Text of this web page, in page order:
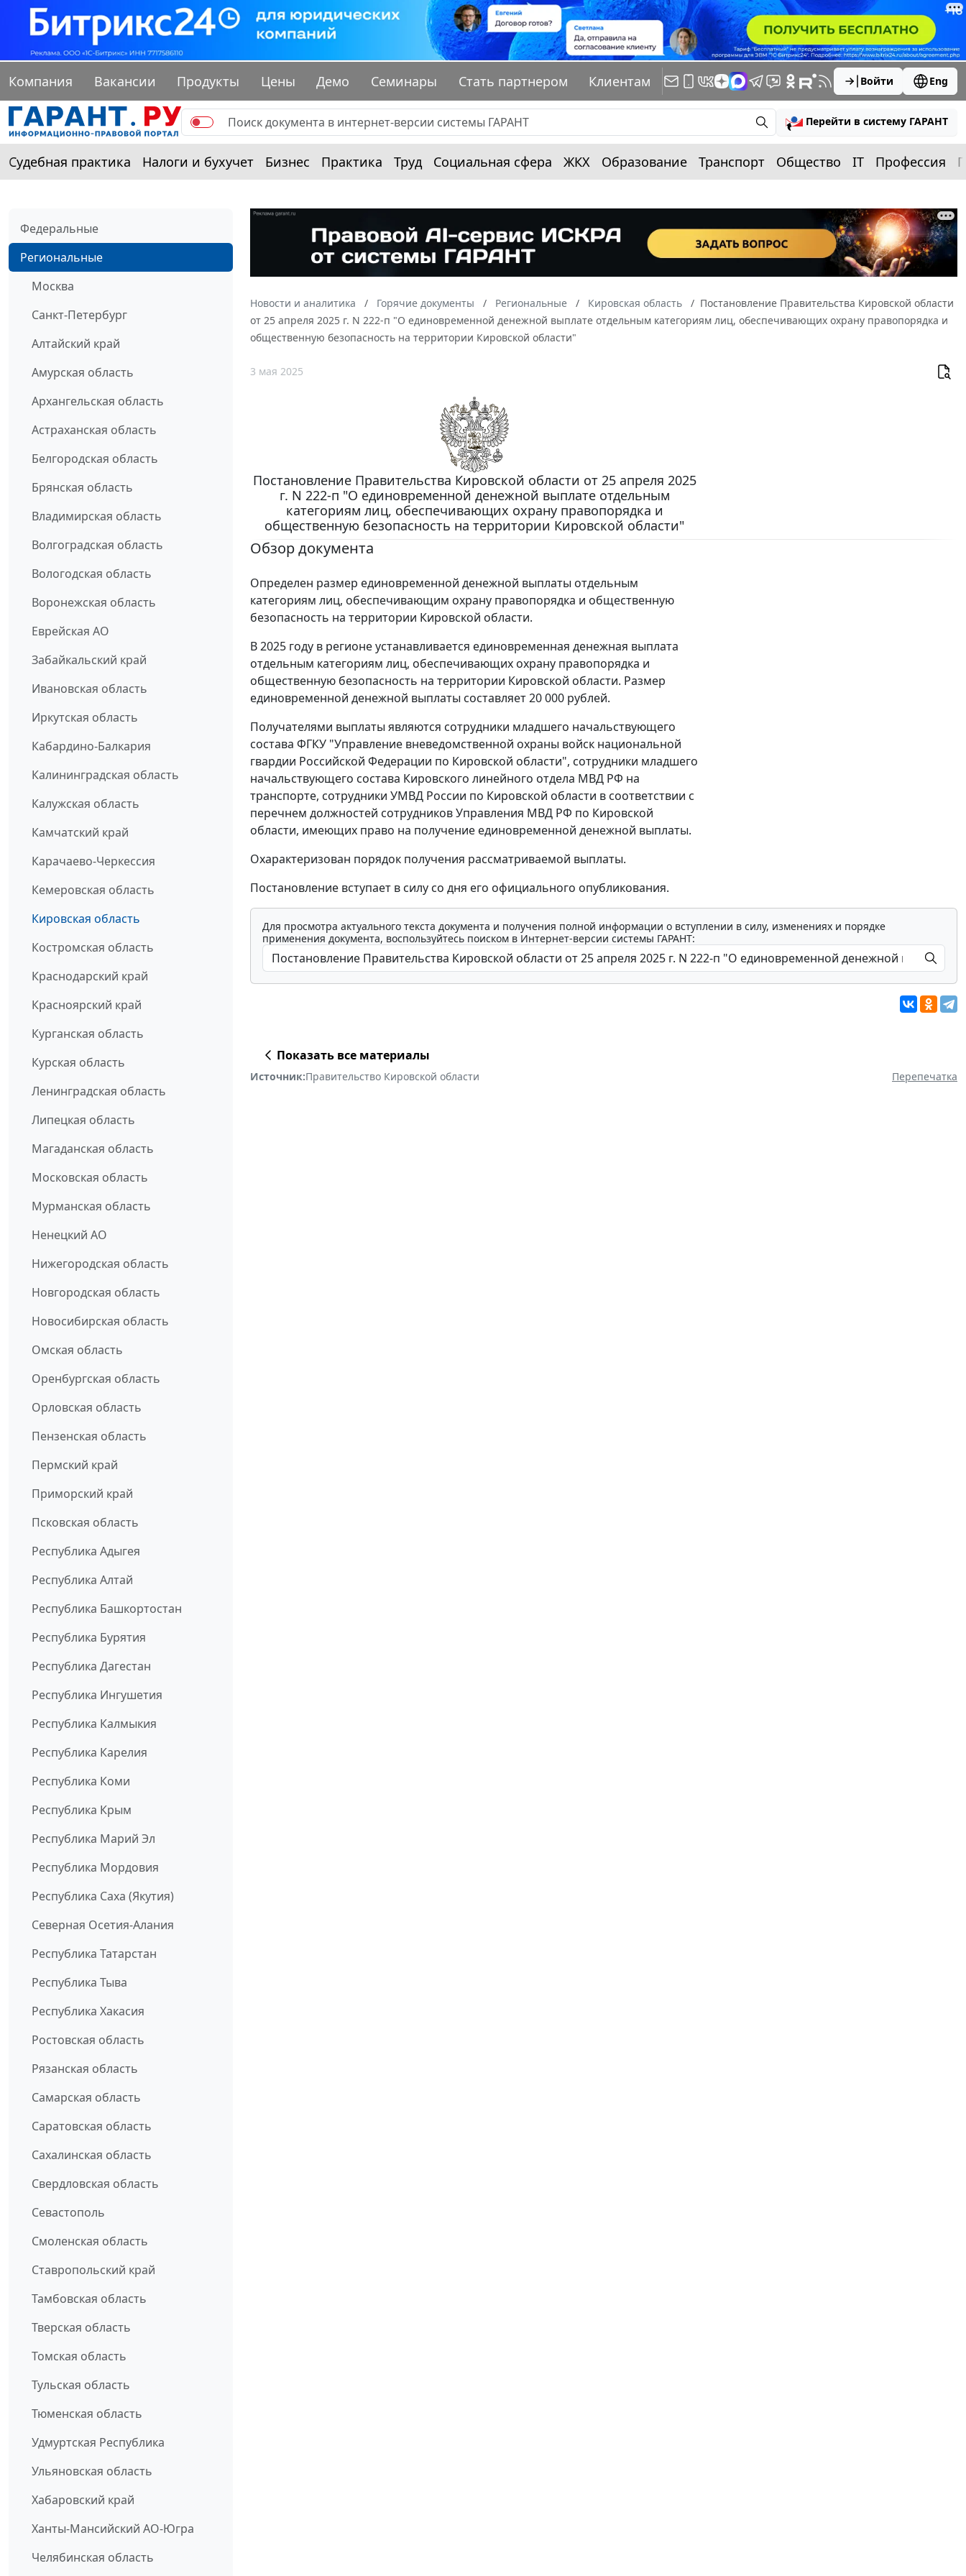
Компания Вакансии Продукты Цены Демо Семинары Стать партнером Клиентам Войти Eng
Перейти в систему ГАРАНТ
Судебная практика Налоги и бухучет Бизнес Практика Труд Социальная сфера ЖКХ Образование Транспорт Общество IT Профессия
Федеральные
Региональные
Москва
Санкт-Петербург
Алтайский край
Амурская область
Архангельская область
Астраханская область
Белгородская область
Брянская область
Владимирская область
Волгоградская область
Вологодская область
Воронежская область
Еврейская АО
Забайкальский край
Ивановская область
Иркутская область
Кабардино-Балкария
Калининградская область
Калужская область
Камчатский край
Карачаево-Черкессия
Кемеровская область
Кировская область
Костромская область
Краснодарский край
Красноярский край
Курганская область
Курская область
Ленинградская область
Липецкая область
Магаданская область
Московская область
Мурманская область
Ненецкий АО
Нижегородская область
Новгородская область
Новосибирская область
Омская область
Оренбургская область
Орловская область
Пензенская область
Пермский край
Приморский край
Псковская область
Республика Адыгея
Республика Алтай
Республика Башкортостан
Республика Бурятия
Республика Дагестан
Республика Ингушетия
Республика Калмыкия
Республика Карелия
Республика Коми
Республика Крым
Республика Марий Эл
Республика Мордовия
Республика Саха (Якутия)
Северная Осетия-Алания
Республика Татарстан
Республика Тыва
Республика Хакасия
Ростовская область
Рязанская область
Самарская область
Саратовская область
Сахалинская область
Свердловская область
Севастополь
Смоленская область
Ставропольский край
Тамбовская область
Тверская область
Томская область
Тульская область
Тюменская область
Удмуртская Республика
Ульяновская область
Хабаровский край
Ханты-Мансийский АО-Югра
Челябинская область
Новости и аналитика Горячие документы Региональные Кировская область
Постановление Правительства Кировской области
от 25 апреля 2025 г. N 222-п "О единовременной денежной выплате отдельным категориям лиц, обеспечивающих охрану правопорядка и
общественную безопасность на территории Кировской области"
3 мая 2025
Постановление Правительства Кировской области от 25 апреля 2025
г. N 222-п "О единовременной денежной выплате отдельным
категориям лиц, обеспечивающих охрану правопорядка и
общественную безопасность на территории Кировской области"
Обзор документа
Определен размер единовременной денежной выплаты отдельным
категориям лиц, обеспечивающим охрану правопорядка и общественную
безопасность на территории Кировской области.
В 2025 году в регионе устанавливается единовременная денежная выплата
отдельным категориям лиц, обеспечивающих охрану правопорядка и
общественную безопасность на территории Кировской области. Размер
единовременной денежной выплаты составляет 20 000 рублей.
Получателями выплаты являются сотрудники младшего начальствующего
состава ФГКУ "Управление вневедомственной охраны войск национальной
гвардии Российской Федерации по Кировской области", сотрудники младшего
начальствующего состава Кировского линейного отдела МВД РФ на
транспорте, сотрудники УМВД России по Кировской области в соответствии с
перечнем должностей сотрудников Управления МВД РФ по Кировской
области, имеющих право на получение единовременной денежной выплаты.
Охарактеризован порядок получения рассматриваемой выплаты.
Постановление вступает в силу со дня его официального опубликования.
Для просмотра актуального текста документа и получения полной информации о вступлении в силу, изменениях и порядке
применения документа, воспользуйтесь поиском в Интернет-версии системы ГАРАНТ:
Показать все материалы
Источник:Правительство Кировской области Перепечатка